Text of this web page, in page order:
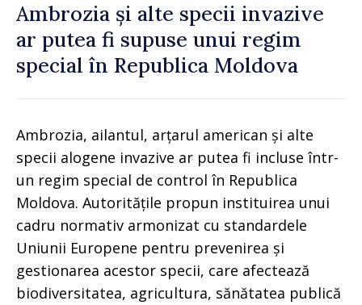
Ambrozia și alte specii invazive
ar putea fi supuse unui regim
special în Republica Moldova
Ambrozia, ailantul, arțarul american și alte
specii alogene invazive ar putea fi incluse într-
un regim special de control în Republica
Moldova. Autoritățile propun instituirea unui
cadru normativ armonizat cu standardele
Uniunii Europene pentru prevenirea și
gestionarea acestor specii, care afectează
biodiversitatea, agricultura, sănătatea publică